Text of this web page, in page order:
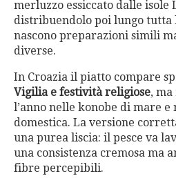
merluzzo essiccato dalle isole
distribuendolo poi lungo tutta
nascono preparazioni simili
diverse.
In Croazia il piatto compare
Vigilia e festività religiose,
l’anno nelle konobe di mare e
domestica. La versione
una purea liscia: il pesce va
una consistenza cremosa ma
fibre percepibili.